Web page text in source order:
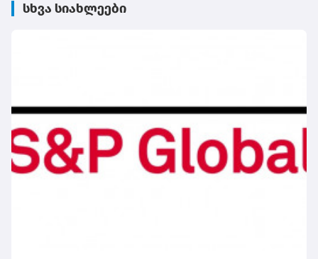
სხვა სიახლეები